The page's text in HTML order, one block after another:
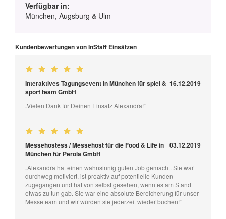
Verfügbar in:
München, Augsburg & Ulm
Kundenbewertungen von InStaff Einsätzen
Interaktives Tagungsevent in München für spiel &
sport team GmbH
16.12.2019
„Vielen Dank für Deinen Einsatz Alexandra!“
Messehostess / Messehost für die Food & Life in
München für Perola GmbH
03.12.2019
„Alexandra hat einen wahnsinnig guten Job gemacht. Sie war
durchweg motiviert, ist proaktiv auf potentielle Kunden
zugegangen und hat von selbst gesehen, wenn es am Stand
etwas zu tun gab. Sie war eine absolute Bereicherung für unser
Messeteam und wir würden sie jederzeit wieder buchen!“